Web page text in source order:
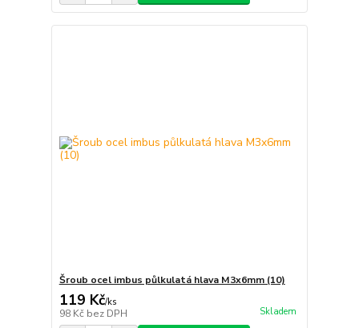
Šroub ocel imbus půlkulatá hlava M3x6mm (10)
119 Kč/ks
98 Kč bez DPH Skladem